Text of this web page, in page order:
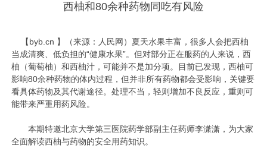
西柚和80余种药物同吃有风险
【byb.cn 】（来源：人民网）夏天水果丰富，很多人会把西柚
当成清爽、低负担的“健康水果”。但对部分正在服药的人来说，西
柚（葡萄柚）和西柚汁，可能并不是加分项。目前已发现，西柚可
影响80余种药物的体内过程，但并非所有药物都会受影响，关键要
看具体药物及其代谢途径。处理不当，轻则增加不良反应，重则可
能带来严重用药风险。
本期特邀北京大学第三医院药学部副主任药师李潇潇，为大家
全面解读西柚与药物的安全用药知识。